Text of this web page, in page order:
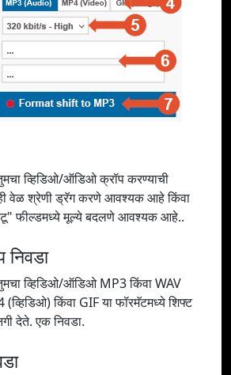
व्हिडिओ/ऑडिओ क्रॉप करण्याची
वेळ श्रेणी ड्रॅग करणे आवश्यक आहे किंवा
फील्डमध्ये मूल्ये बदलणे आवश्यक आहे..
व्हिडिओ/ऑडिओ MP3 किंवा WAV
किंवा GIF या फॉरमॅटमध्ये शिफ्ट
देते. एक निवडा.